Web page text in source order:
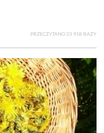
PRZECZYTANO 33 918 RAZY